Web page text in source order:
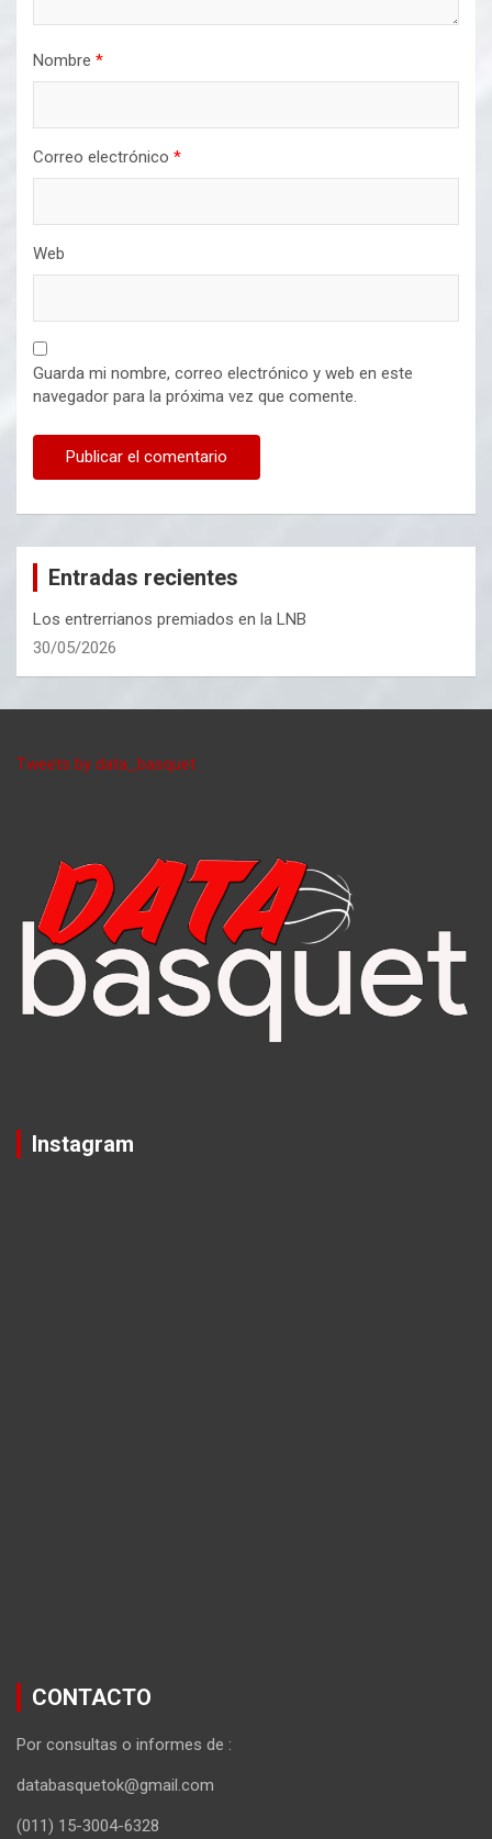
Nombre *
Correo electrónico *
Web
Guarda mi nombre, correo electrónico y web en este
navegador para la próxima vez que comente.
Entradas recientes
Los entrerrianos premiados en la LNB
30/05/2026
Tweets by data_basquet
Instagram
CONTACTO
Por consultas o informes de :
databasquetok@gmail.com
(011) 15-3004-6328